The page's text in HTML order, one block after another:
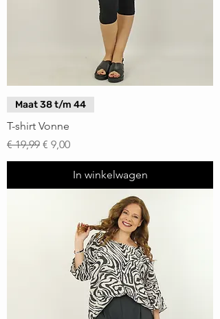
Maat 38 t/m 44
T-shirt Vonne
Normale prijs
€ 19,99 Verkoopprijs
€ 9,00
In winkelwagen